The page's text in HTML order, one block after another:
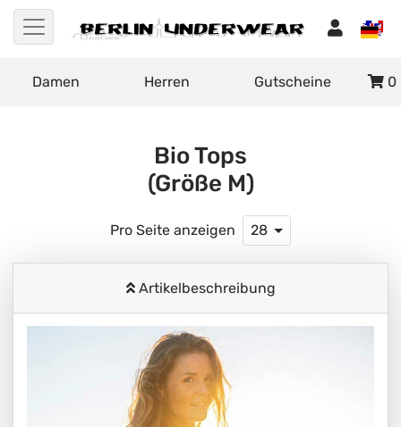
Damen Herren Gutscheine 0
Bio Tops
(Größe M)
Pro Seite anzeigen 28
Artikelbeschreibung